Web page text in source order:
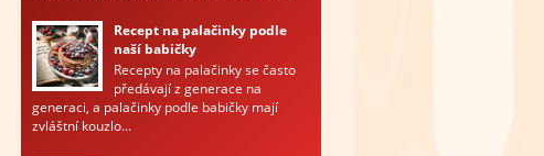
Recept na palačinky podle
naší babičky
Recepty na palačinky se často
předávají z generace na
generaci, a palačinky podle babičky mají
zvláštní kouzlo...